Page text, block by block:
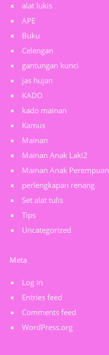
alat lukis
APE
Buku
Celengan
gantungan kunci
jas hujan
KADO
kado mainan
Kamus
Mainan
Mainan Anak Laki2
Mainan Anak Perempuan
perlengkapan renang
Set alat tulis
Tips
Uncategorized
Meta
Log in
Entries feed
Comments feed
WordPress.org